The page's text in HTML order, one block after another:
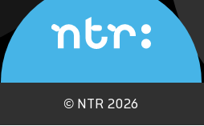
© NTR 2026